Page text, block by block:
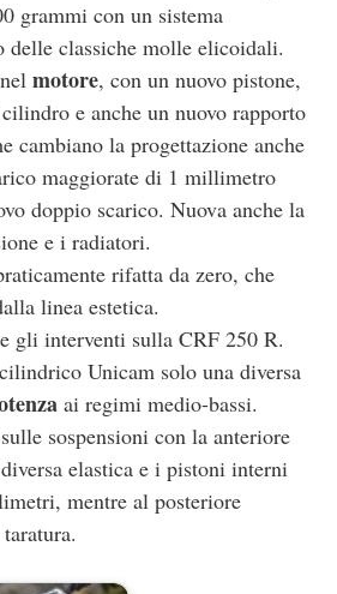
grammi con un sistema
delle classiche molle elicoidali.
motore, con un nuovo pistone,
e anche un nuovo rapporto
cambiano la progettazione anche
maggiorate di 1 millimetro
doppio scarico. Nuova anche la
e i radiatori.
rifatta da zero, che
linea estetica.
gli interventi sulla CRF 250 R.
Unicam solo una diversa
ai regimi medio-bassi.
sospensioni con la anteriore
elastica e i pistoni interni
mentre al posteriore